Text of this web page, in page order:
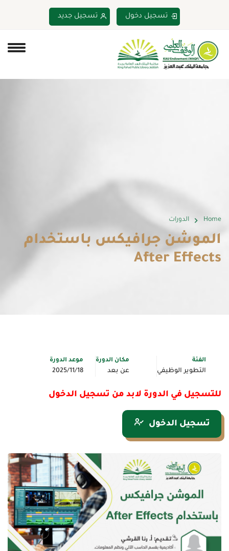
تسجيل دخول تسجيل جديد
Home الدورات
الموشن جرافيكس باستخدام
After Effects
الفئة
التطوير الوظيفي
مكان الدورة
عن بعد
موعد الدورة
2025/11/18
للتسجيل في الدورة لابد من تسجيل الدخول
تسجيل الدخول